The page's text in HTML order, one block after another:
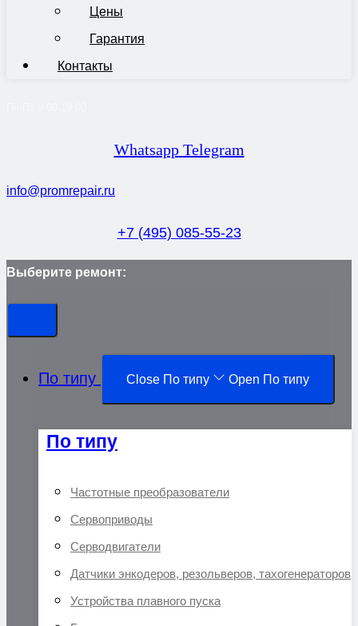
Цены
Гарантия
Контакты
Whatsapp Telegram
info@promrepair.ru
+7 (495) 085-55-23
Выберите ремонт:
По типу Close По типу Open По типу
По типу
Частотные преобразователи
Сервоприводы
Серводвигатели
Датчики энкодеров, резольверов, тахогенераторов
Устройства плавного пуска